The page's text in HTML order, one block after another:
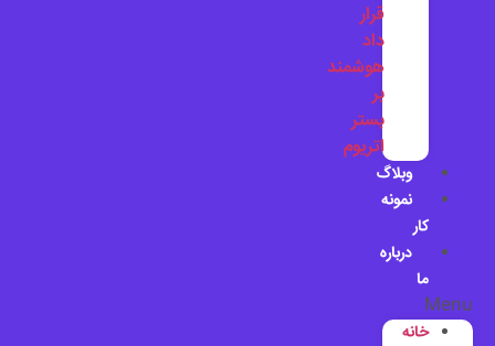
قرار
داد
هوشمند
بر
بستر
اتریوم
وبلاگ
نمونه
کار
درباره
ما
Menu
خانه